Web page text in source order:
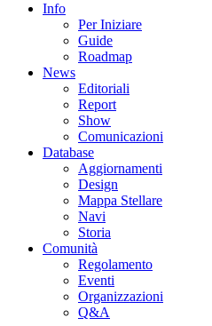
Info
Per Iniziare
Guide
Roadmap
News
Editoriali
Report
Show
Comunicazioni
Database
Aggiornamenti
Design
Mappa Stellare
Navi
Storia
Comunità
Regolamento
Eventi
Organizzazioni
Q&A